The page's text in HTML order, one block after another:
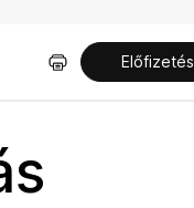
Előfizetés